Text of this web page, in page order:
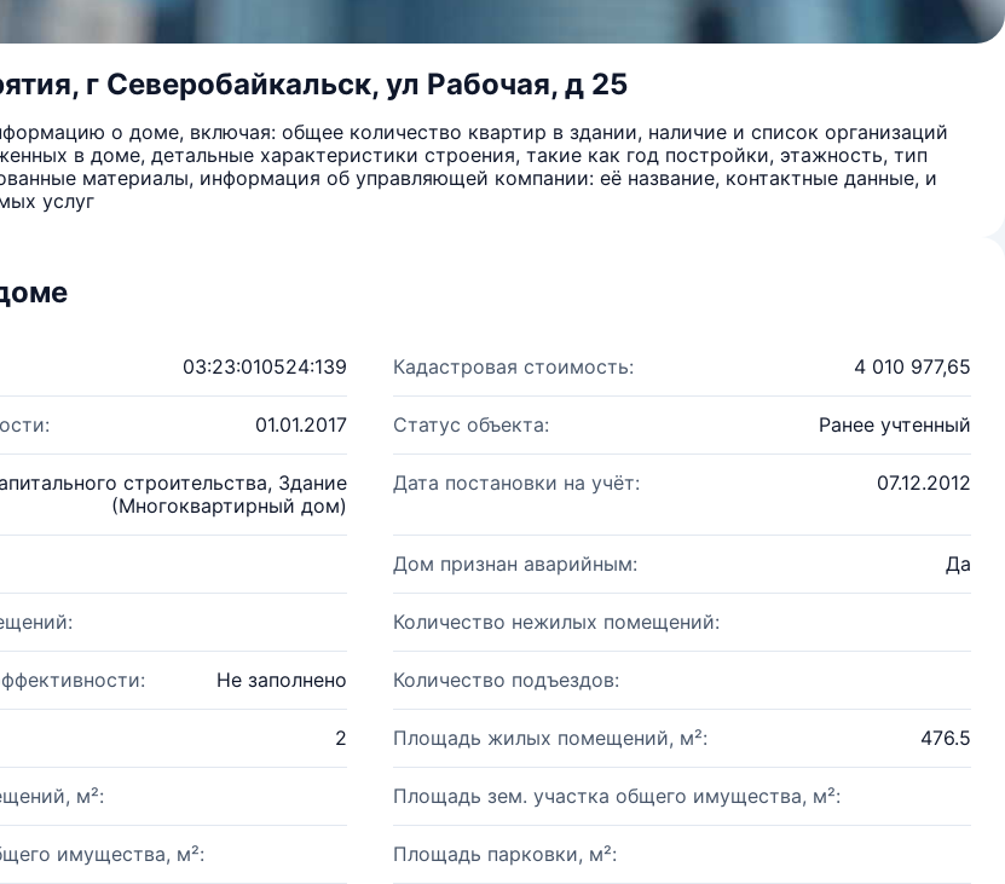
г Северобайкальск, ул Рабочая, д 25
о доме, включая: общее количество квартир в здании, наличие и список организаций
в доме, детальные характеристики строения, такие как год постройки, этажность, тип
материалы, информация об управляющей компании: её название, контактные данные, и
услуг
03:23:010524:139 Кадастровая стоимость: 4 010 977,65
01.01.2017 Статус объекта: Ранее учтенный
строительства, Здание
(Многоквартирный дом)
Дата постановки на учёт: 07.12.2012
Дом признан аварийным: Да
Количество нежилых помещений:
Не заполнено Количество подъездов:
2 Площадь жилых помещений, м²: 476.5
м²: Площадь зем. участка общего имущества, м²:
имущества, м²: Площадь парковки, м²: